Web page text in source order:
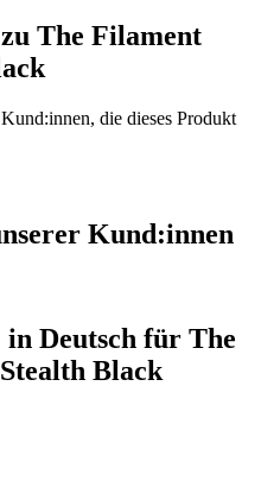
The Filament
die dieses Produkt
Kund:innen
Deutsch für The
Black